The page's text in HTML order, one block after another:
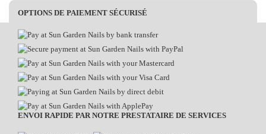
OPTIONS DE PAIEMENT SÉCURISÉ
ENVOI RAPIDE PAR NOTRE PRESTATAIRE DE SERVICES